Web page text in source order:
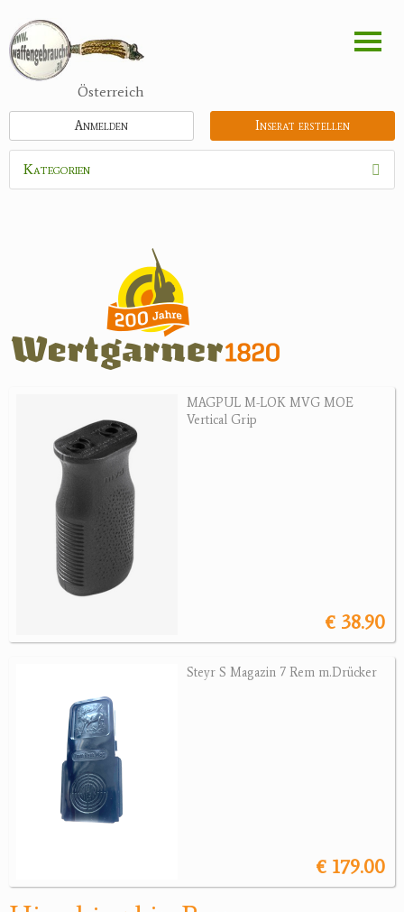
zum
Inhalt
Österreich
Inserat erstellen
Anmelden
Kategorien
Zubehör
Jagdreviere
Bücher, Videos
Antikes
Geschenke
Reviereinrichtungen
MAGPUL M-LOK MVG MOE
Vertical Grip
€ 38.90
Steyr S Magazin 7 Rem m.Drücker
€ 179.00